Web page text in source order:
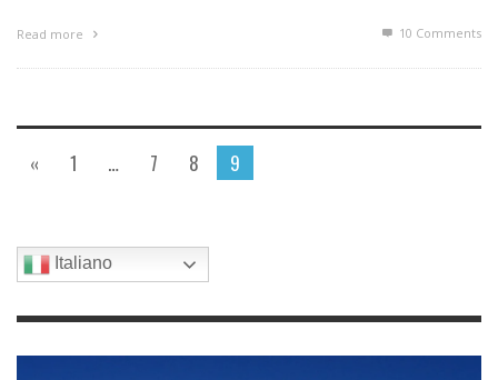
Read more 10 Comments
« 1 … 7 8 9
Italiano